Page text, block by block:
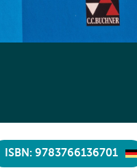
ISBN: 9783766136701